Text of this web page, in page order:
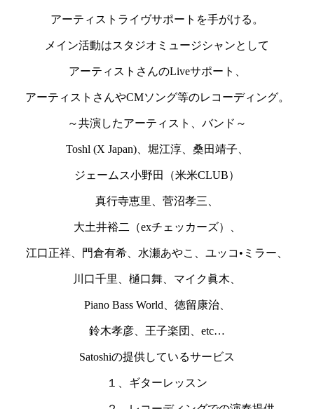
アーティストライヴサポートを手がける。
メイン活動はスタジオミュージシャンとして
アーティストさんのLiveサポート、
アーティストさんやCMソング等のレコーディング。
～共演したアーティスト、バンド～
Toshl (X Japan)、堀江淳、桑田靖子、
ジェームス小野田（米米CLUB）
真行寺恵里、菅沼孝三、
大土井裕二（exチェッカーズ）、
江口正祥、門倉有希、水瀬あやこ、ユッコ•ミラー、
川口千里、樋口舞、マイク眞木、
Piano Bass World、徳留康治、
鈴木孝彦、王子楽団、etc…
Satoshiの提供しているサービス
１、ギターレッスン